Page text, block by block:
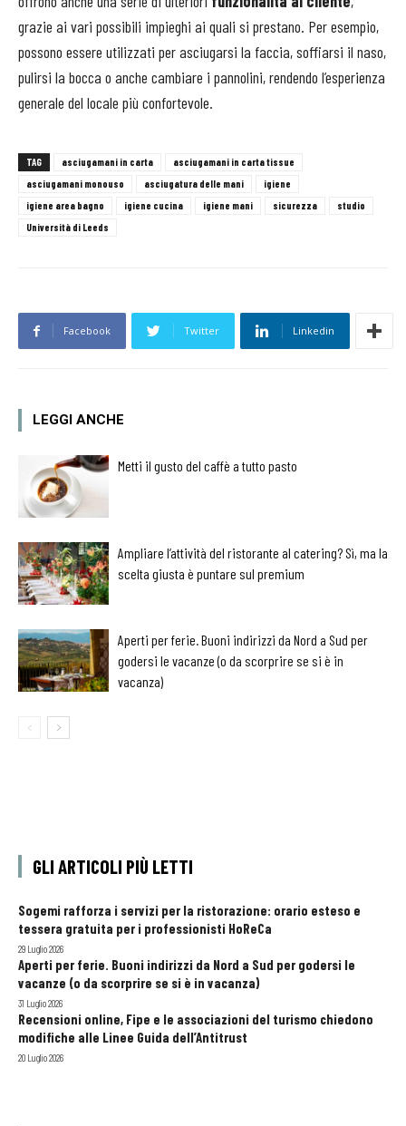
grazie ai vari possibili impieghi ai quali si prestano. Per esempio,
possono essere utilizzati per asciugarsi la faccia, soffiarsi il naso,
pulirsi la bocca o anche cambiare i pannolini, rendendo l’esperienza
generale del locale più confortevole.
TAG asciugamani in carta
asciugamani in carta tissue
asciugamani monouso
asciugatura delle mani
igiene
igiene area bagno
igiene cucina igiene mani sicurezza
studio
Università di Leeds
Facebook Twitter Linkedin
LEGGI ANCHE
Metti il gusto del caffè a tutto pasto
Ampliare l’attività del ristorante al catering? Sì, ma la
scelta giusta è puntare sul premium
Aperti per ferie. Buoni indirizzi da Nord a Sud per
godersi le vacanze (o da scorprire se si è in
vacanza)
GLI ARTICOLI PIÙ LETTI
Sogemi rafforza i servizi per la ristorazione: orario esteso e
tessera gratuita per i professionisti HoReCa
29 Luglio 2026
Aperti per ferie. Buoni indirizzi da Nord a Sud per godersi le
vacanze (o da scorprire se si è in vacanza)
31 Luglio 2026
Recensioni online, Fipe e le associazioni del turismo chiedono
modifiche alle Linee Guida dell’Antitrust
20 Luglio 2026